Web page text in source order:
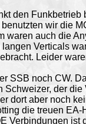
den Funkbetrieb
wir die
waren auch die
Verticals
Leider
SSB noch CW.
Schweizer, der die
dort aber noch
die treuen EA-
Verbindungen ist